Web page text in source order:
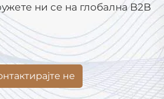
ни се на глобална B2B
не